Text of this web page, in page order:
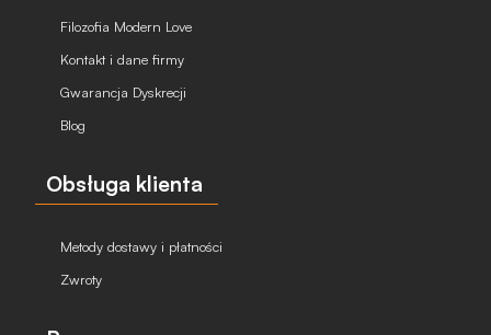
Filozofia Modern Love
Kontakt i dane firmy
Gwarancja Dyskrecji
Blog
Obsługa klienta
Metody dostawy i płatności
Zwroty